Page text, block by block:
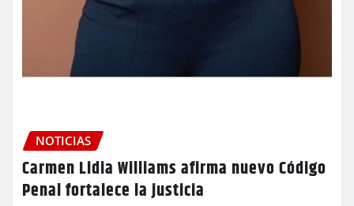
NOTICIAS
Carmen Lidia Williams afirma nuevo Código
Penal fortalece la justicia